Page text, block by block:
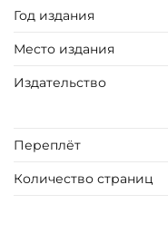
Методика тренировки.
Тактика борьбы.
Планирование
Техника борьбы в
Год издания
Место издания
Издательство
Переплёт
Количество страниц